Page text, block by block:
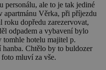
personálu, ale to je tak jediné
Věrka, při příjezdu
roku dopředu zarezervovat,
odpadem a vybavení bylo
tomhle hotelu majitel p.
Chtělo by to buldozer
mluví za vše.